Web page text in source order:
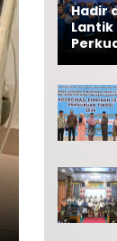
Hadir
Lantik